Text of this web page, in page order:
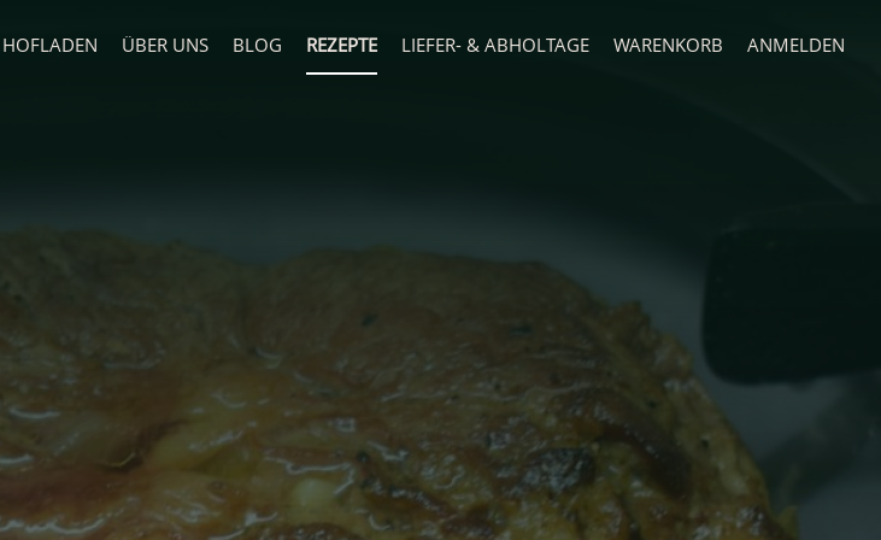
HOFLADEN ÜBER UNS BLOG REZEPTE LIEFER- & ABHOLTAGE WARENKORB ANMELDEN